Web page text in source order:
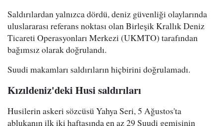
Saldırılardan yalnızca dördü, deniz güvenliği olaylarında
uluslararası referans noktası olan Birleşik Krallık Deniz
Ticareti Operasyonları Merkezi (UKMTO) tarafından
bağımsız olarak doğrulandı.
Suudi makamları saldırıların hiçbirini doğrulamadı.
Kızıldeniz'deki Husi saldırıları
Husilerin askeri sözcüsü Yahya Seri, 5 Ağustos'ta
ablukanın ilk iki haftasında en az 29 Suudi gemisinin